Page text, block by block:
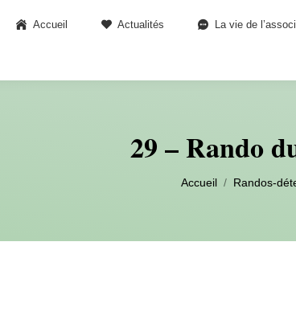
Accueil Actualités La vie de
29 – Rando
Accueil Randos-